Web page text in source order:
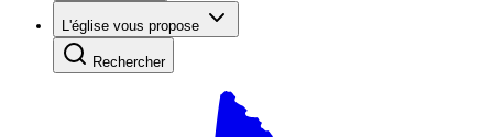
L'église vous propose
Rechercher